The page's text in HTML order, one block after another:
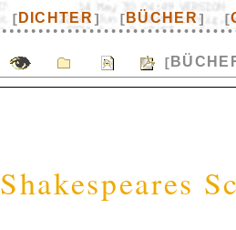
[ DICHTER] [ BÜCHER] [
[
Shakespeares